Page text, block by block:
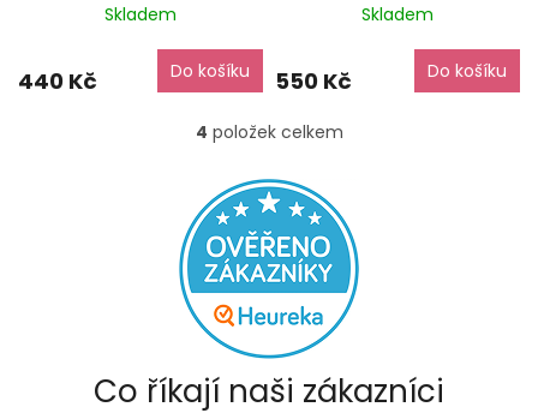
Skladem
440 Kč Do košíku
zdarma
Skladem
550 Kč Do košíku
O
l
á
d
a
c
í
p
r
v
k
4 položek celkem
Co říkají naši zákazníci